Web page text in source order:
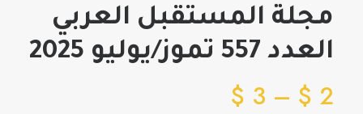
مجلة المستقبل العربي
العدد 557 تموز/يوليو 2025
2
$
–
3
$